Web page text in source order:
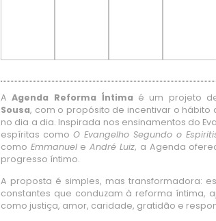
AAgenda Reforma Íntima é um projeto
Sousa, com o propósito de incentivar o
no dia a dia. Inspirada nos ensinamentos do
espíritas como O Evangelho Segundo o
como Emmanuele André Luiz, a Agenda
progresso íntimo.
A proposta é simples, mas transformadora:
constantes que conduzam à reforma íntima,
como justiça, amor, caridade, gratidão e